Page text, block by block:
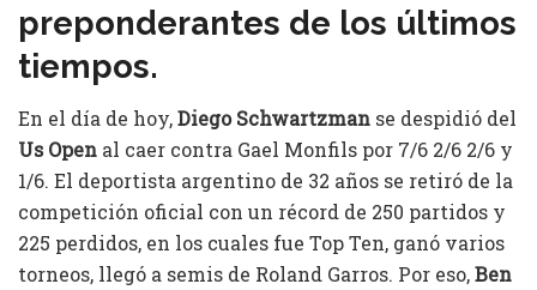
preponderantes de los últimos
tiempos.
En el día de hoy,Diego Schwartzman se despidió del
Us Open al caer contra Gael Monfils por 7/6 2/6 2/6 y
1/6. El deportista argentino de 32 años se retiró de la
competición oficial con un récord de 250 partidos y
225 perdidos, en los cuales fue Top Ten, ganó varios
torneos, llegó a semis de Roland Garros. Por eso,Ben